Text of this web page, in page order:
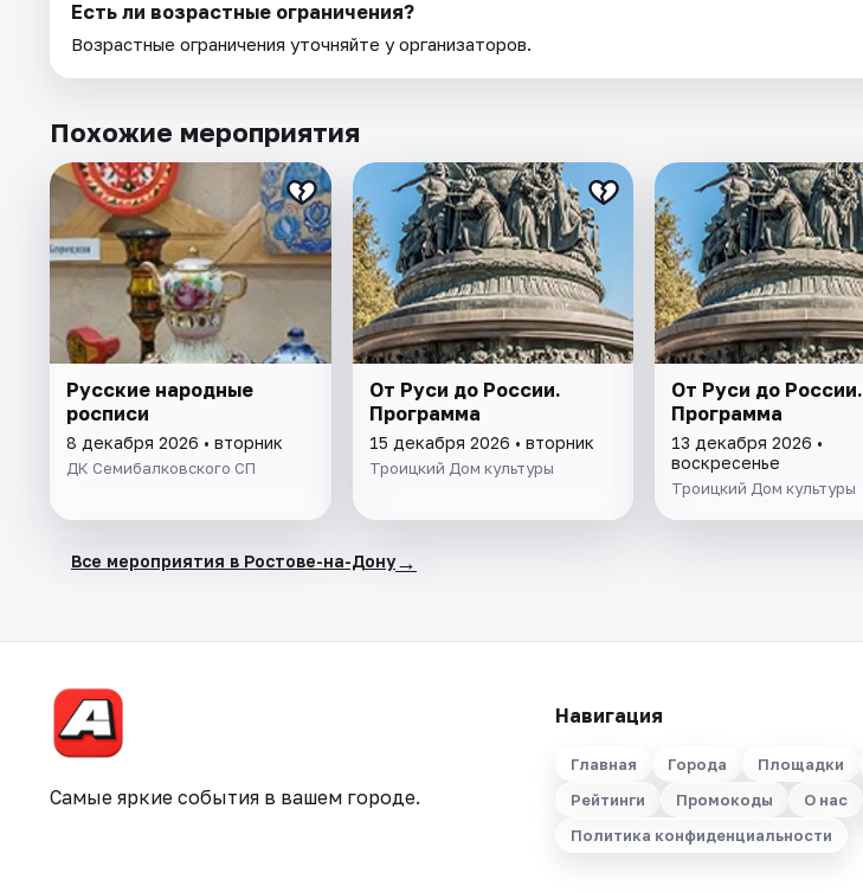
Есть ли возрастные ограничения?
Возрастные ограничения уточняйте у организаторов.
Похожие мероприятия
Русские народные
росписи
8 декабря 2026 • вторник
ДК Семибалковского СП
От Руси до России.
Программа
15 декабря 2026 • вторник
Троицкий Дом культуры
От Руси до России.
Программа
13 декабря 2026 •
воскресенье
Троицкий Дом культуры
Все мероприятия в Ростове-на-Дону→
Самые яркие события в вашем городе.
Навигация
Главная Города Площадки
Рейтинги
Промокоды О нас
Политика конфиденциальности